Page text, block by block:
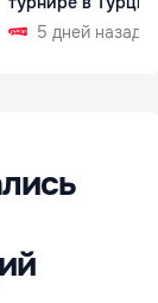
5 дней назад